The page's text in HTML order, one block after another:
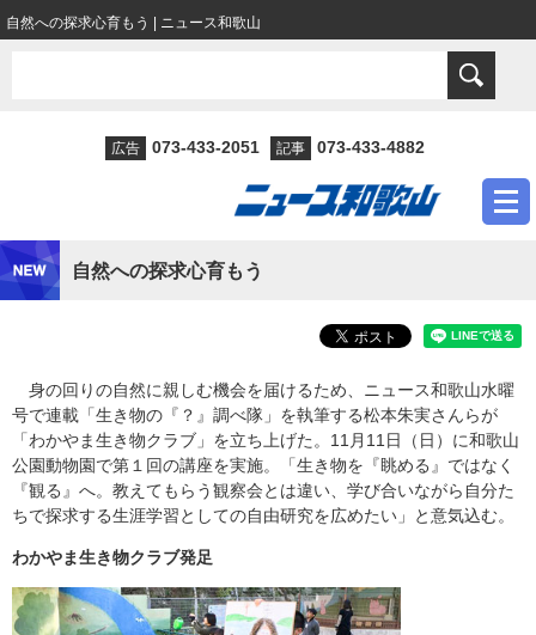
自然への探求心育もう | ニュース和歌山
広告 073-433-2051 記事 073-433-4882
自然への探求心育もう
身の回りの自然に親しむ機会を届けるため、ニュース和歌山水曜
号で連載「生き物の『？』調べ隊」を執筆する松本朱実さんらが
「わかやま生き物クラブ」を立ち上げた。11月11日（日）に和歌山
公園動物園で第１回の講座を実施。「生き物を『眺める』ではなく
『観る』へ。教えてもらう観察会とは違い、学び合いながら自分た
ちで探求する生涯学習としての自由研究を広めたい」と意気込む。
わかやま生き物クラブ発足